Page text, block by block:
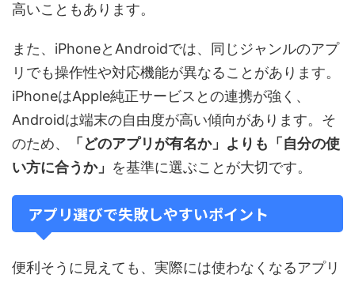
高いこともあります。
また、iPhoneとAndroidでは、同じジャンルのアプ
リでも操作性や対応機能が異なることがあります。
iPhoneはApple純正サービスとの連携が強く、
Androidは端末の自由度が高い傾向があります。そ
のため、
「どのアプリが有名か」よりも「自分の使
い方に合うか」 を基準に選ぶことが大切です。
アプリ選びで失敗しやすいポイント
便利そうに見えても、実際には使わなくなるアプリ